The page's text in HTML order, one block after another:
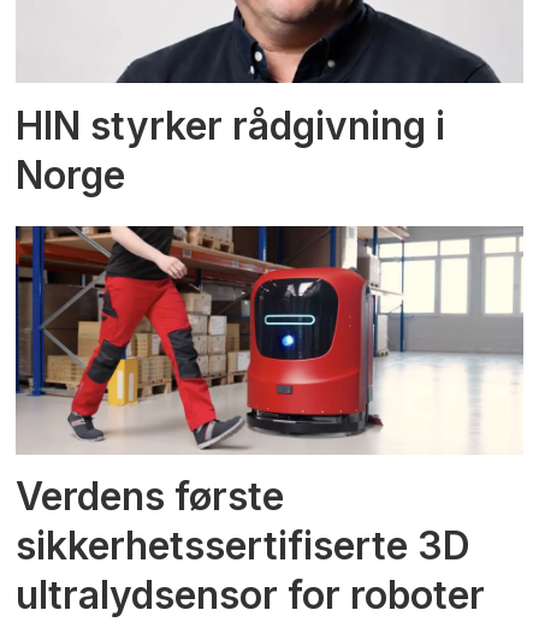
HIN styrker rådgivning i
Norge
Verdens første
sikkerhetssertifiserte 3D
ultralydsensor for roboter